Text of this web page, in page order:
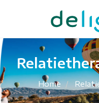
085 130 1482
info@delights.nu
Home